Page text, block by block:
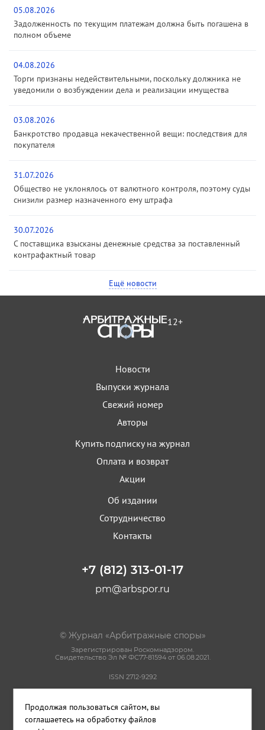
05.08.2026
Задолженность по текущим платежам должна быть погашена в
полном объеме
04.08.2026
Торги признаны недействительными, поскольку должника не
уведомили о возбуждении дела и реализации имущества
03.08.2026
Банкротство продавца некачественной вещи: последствия для
покупателя
31.07.2026
Общество не уклонялось от валютного контроля, поэтому суды
снизили размер назначенного ему штрафа
30.07.2026
С поставщика взысканы денежные средства за поставленный
контрафактный товар
Ещё новости
12+
Новости
Выпуски журнала
Свежий номер
Авторы
Купить подписку на журнал
Оплата и возврат
Акции
Об издании
Сотрудничество
Контакты
+7 (812) 313-01-17
pm@arbspor.ru
© Журнал «Арбитражные споры»
Зарегистрирован Роскомнадзором.
Свидетельство Эл № ФС77-81594 от 06.08.2021.
ISSN 2712-9292
Пользовательское соглашение
Правила использования материалов сайта
Продолжая пользоваться сайтом, вы
соглашаетесь на обработку файлов